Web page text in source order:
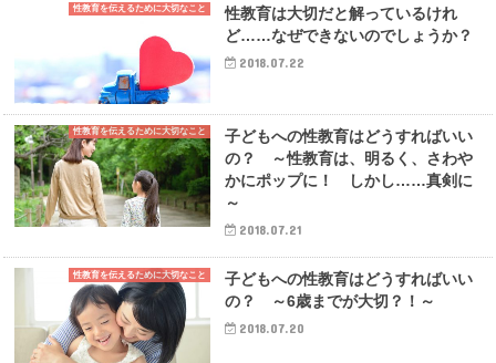
性教育を伝えるために大切なこと
性教育は大切だと解っているけれ
ど……なぜできないのでしょうか？
2018.07.22
性教育を伝えるために大切なこと
子どもへの性教育はどうすればいい
の？ ～性教育は、明るく、さわや
かにポップに！ しかし……真剣に
～
2018.07.21
性教育を伝えるために大切なこと
子どもへの性教育はどうすればいい
の？ ～6歳までが大切？！～
2018.07.20